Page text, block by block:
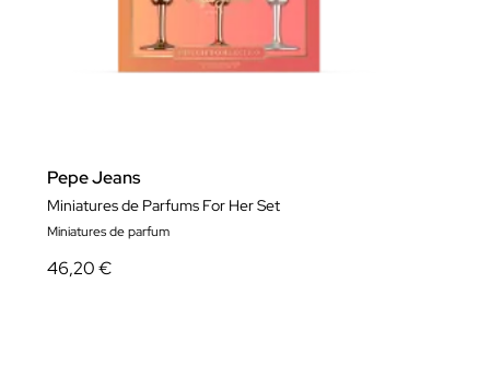
Pepe Jeans
Miniatures de Parfums For Her Set
Miniatures de parfum
46,20 €